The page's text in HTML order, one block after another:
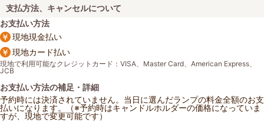
支払方法、キャンセルについて
お支払い方法
現地現金払い
現地カード払い
現地で利用可能なクレジットカード：VISA、Master Card、American Express、
JCB
お支払い方法の補足・詳細
予約時には決済されていません。当日に選んだランプの料金全額のお支
払いになります。（※予約時はキャンドルホルダーの価格になっていま
すが、現地で変更可能です）